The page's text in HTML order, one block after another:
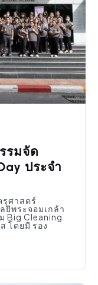
รมจัด
ประจำ
รุศาสตร์
ยีพระจอมเกล้า
Big Cleaning
โดยมี รอง